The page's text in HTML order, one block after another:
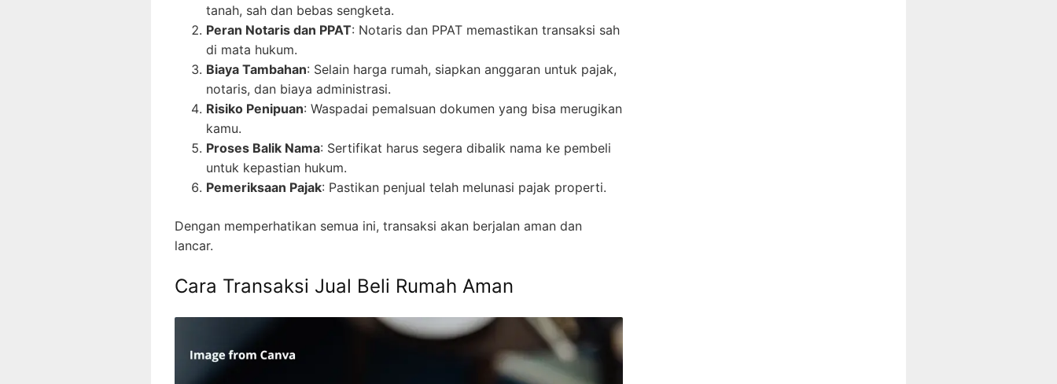
tanah, sah dan bebas sengketa.
Peran Notaris dan PPAT: Notaris dan PPAT memastikan transaksi sah
di mata hukum.
Biaya Tambahan: Selain harga rumah, siapkan anggaran untuk pajak,
notaris, dan biaya administrasi.
Risiko Penipuan: Waspadai pemalsuan dokumen yang bisa merugikan
kamu.
Proses Balik Nama: Sertifikat harus segera dibalik nama ke pembeli
untuk kepastian hukum.
Pemeriksaan Pajak: Pastikan penjual telah melunasi pajak properti.
Dengan memperhatikan semua ini, transaksi akan berjalan aman dan
lancar.
Cara Transaksi Jual Beli Rumah Aman